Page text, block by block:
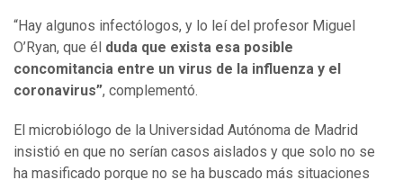
“Hay algunos infectólogos, y lo leí del profesor Miguel
O’Ryan, que él duda que exista esa posible
concomitancia entre un virus de la influenza y el
coronavirus”, complementó.
El microbiólogo de la Universidad Autónoma de Madrid
insistió en que no serían casos aislados y que solo no se
ha masificado porque no se ha buscado más situaciones